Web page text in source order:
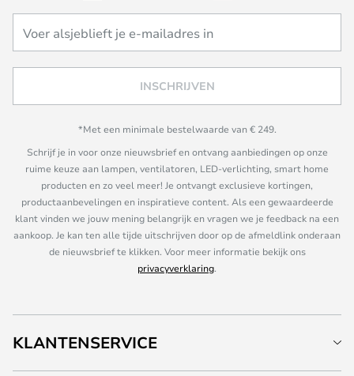
INSCHRIJVEN
*Met een minimale bestelwaarde van € 249.
Schrijf je in voor onze nieuwsbrief en ontvang aanbiedingen op onze
ruime keuze aan lampen, ventilatoren, LED-verlichting, smart home
producten en zo veel meer! Je ontvangt exclusieve kortingen,
productaanbevelingen en inspiratieve content. Als een gewaardeerde
klant vinden we jouw mening belangrijk en vragen we je feedback na een
aankoop. Je kan ten alle tijde uitschrijven door op de afmeldlink onderaan
de nieuwsbrief te klikken. Voor meer informatie bekijk ons
privacyverklaring.
KLANTENSERVICE